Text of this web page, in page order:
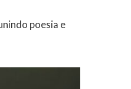
poesia e